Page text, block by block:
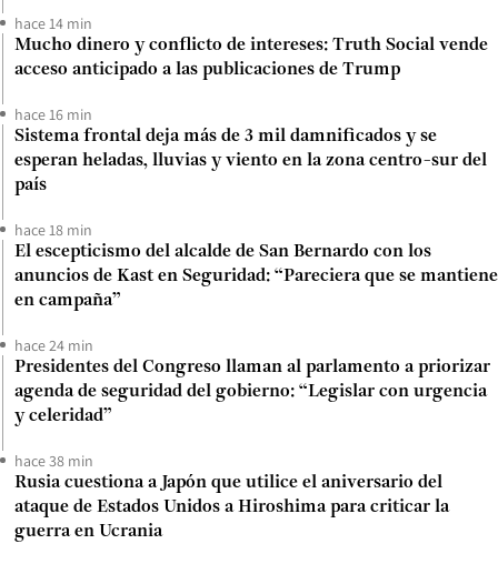
hace 14 min
Mucho dinero y conflicto de intereses: Truth Social vende
acceso anticipado a las publicaciones de Trump
hace 16 min
Sistema frontal deja más de 3 mil damnificados y se
esperan heladas, lluvias y viento en la zona centro-sur del
país
hace 18 min
El escepticismo del alcalde de San Bernardo con los
anuncios de Kast en Seguridad: “Pareciera que se mantiene
en campaña”
hace 24 min
Presidentes del Congreso llaman al parlamento a priorizar
agenda de seguridad del gobierno: “Legislar con urgencia
y celeridad”
hace 38 min
Rusia cuestiona a Japón que utilice el aniversario del
ataque de Estados Unidos a Hiroshima para criticar la
guerra en Ucrania